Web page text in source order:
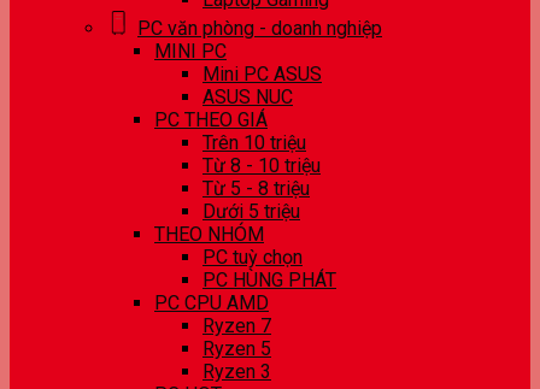
PC văn phòng - doanh nghiệp
MINI PC
Mini PC ASUS
ASUS NUC
PC THEO GIÁ
Trên 10 triệu
Từ 8 - 10 triệu
Từ 5 - 8 triệu
Dưới 5 triệu
THEO NHÓM
PC tuỳ chọn
PC HÙNG PHÁT
PC CPU AMD
Ryzen 7
Ryzen 5
Ryzen 3